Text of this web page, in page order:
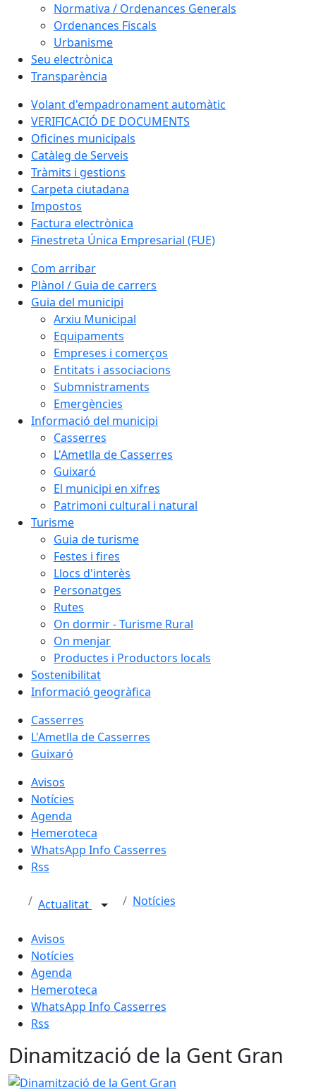
Normativa / Ordenances Generals
Ordenances Fiscals
Urbanisme
Seu electrònica
Transparència
Volant d'empadronament automàtic
VERIFICACIÓ DE DOCUMENTS
Oficines municipals
Catàleg de Serveis
Tràmits i gestions
Carpeta ciutadana
Impostos
Factura electrònica
Finestreta Única Empresarial (FUE)
Com arribar
Plànol / Guia de carrers
Guia del municipi
Arxiu Municipal
Equipaments
Empreses i comerços
Entitats i associacions
Submnistraments
Emergències
Informació del municipi
Casserres
L'Ametlla de Casserres
Guixaró
El municipi en xifres
Patrimoni cultural i natural
Turisme
Guia de turisme
Festes i fires
Llocs d'interès
Personatges
Rutes
On dormir - Turisme Rural
On menjar
Productes i Productors locals
Sostenibilitat
Informació geogràfica
Casserres
L'Ametlla de Casserres
Guixaró
Avisos
Notícies
Agenda
Hemeroteca
WhatsApp Info Casserres
Rss
Actualitat Notícies
Avisos
Notícies
Agenda
Hemeroteca
WhatsApp Info Casserres
Rss
Dinamització de la Gent Gran
Dinamització de la Gent Gran